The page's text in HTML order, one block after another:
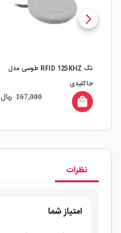
تگ RFID 125KHZ طوسی مدل
جاکلیدی
167,000 ریال local_mall
نظرات
امتیاز شما